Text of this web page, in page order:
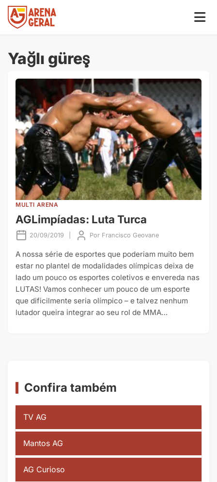
Yağlı güreş
MULTI ARENA
AGLimpíadas: Luta Turca
20/09/2019 Por Francisco Geovane
A nossa série de esportes que poderiam muito bem
estar no plantel de modalidades olímpicas deixa de
lado um pouco os esportes coletivos e envereda nas
LUTAS! Vamos conhecer um pouco de um esporte
que dificilmente seria olímpico – e talvez nenhum
lutador queira integrar ao seu rol de MMA…
Confira também
TV AG
Mantos AG
AG Curioso